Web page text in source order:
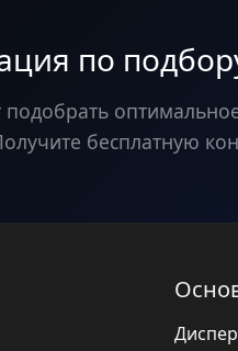
по
бесплатную